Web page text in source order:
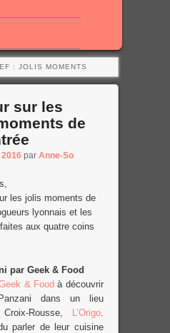
: JOLIS MOMENTS
sur les
de
par Anne-So
les jolis moments de
lyonnais et les
aux quatre coins
par Geek & Food
& Food à découvrir
dans un lieu
Rousse,
L’Origo.
parler de leur cuisine